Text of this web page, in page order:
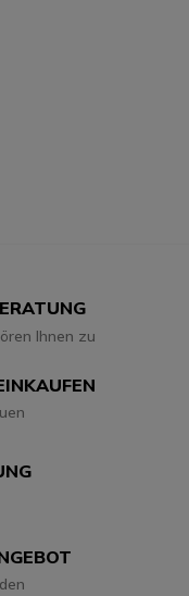
Ihnen zu